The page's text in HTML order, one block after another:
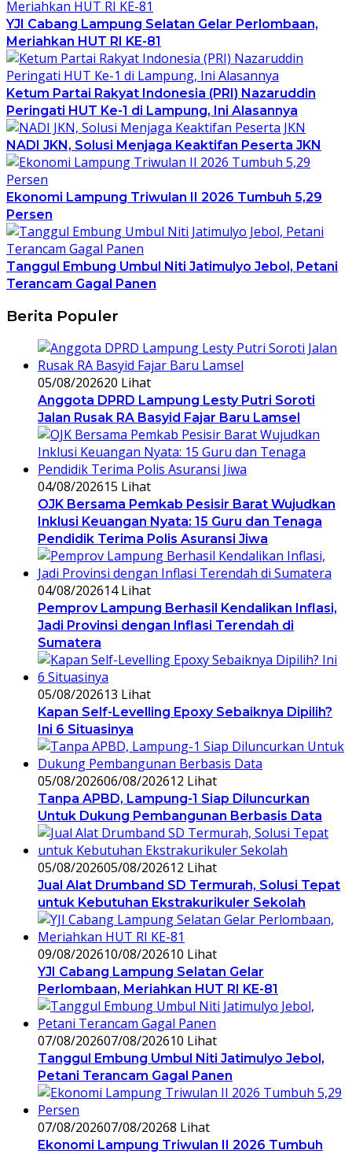
YJI Cabang Lampung Selatan Gelar Perlombaan,
Meriahkan HUT RI KE-81
Ketum Partai Rakyat Indonesia (PRI) Nazaruddin
Peringati HUT Ke-1 di Lampung, Ini Alasannya
NADI JKN, Solusi Menjaga Keaktifan Peserta JKN
Ekonomi Lampung Triwulan II 2026 Tumbuh 5,29
Persen
Tanggul Embung Umbul Niti Jatimulyo Jebol, Petani
Terancam Gagal Panen
Berita Populer
05/08/202620 Lihat
Anggota DPRD Lampung Lesty Putri Soroti
Jalan Rusak RA Basyid Fajar Baru Lamsel
04/08/202615 Lihat
OJK Bersama Pemkab Pesisir Barat Wujudkan
Inklusi Keuangan Nyata: 15 Guru dan Tenaga
Pendidik Terima Polis Asuransi Jiwa
04/08/202614 Lihat
Pemprov Lampung Berhasil Kendalikan Inflasi,
Jadi Provinsi dengan Inflasi Terendah di
Sumatera
05/08/202613 Lihat
Kapan Self-Levelling Epoxy Sebaiknya Dipilih?
Ini 6 Situasinya
05/08/202606/08/202612 Lihat
Tanpa APBD, Lampung-1 Siap Diluncurkan
Untuk Dukung Pembangunan Berbasis Data
05/08/202605/08/202612 Lihat
Jual Alat Drumband SD Termurah, Solusi Tepat
untuk Kebutuhan Ekstrakurikuler Sekolah
09/08/202610/08/202610 Lihat
YJI Cabang Lampung Selatan Gelar
Perlombaan, Meriahkan HUT RI KE-81
07/08/202607/08/202610 Lihat
Tanggul Embung Umbul Niti Jatimulyo Jebol,
Petani Terancam Gagal Panen
07/08/202607/08/20268 Lihat
Ekonomi Lampung Triwulan II 2026 Tumbuh